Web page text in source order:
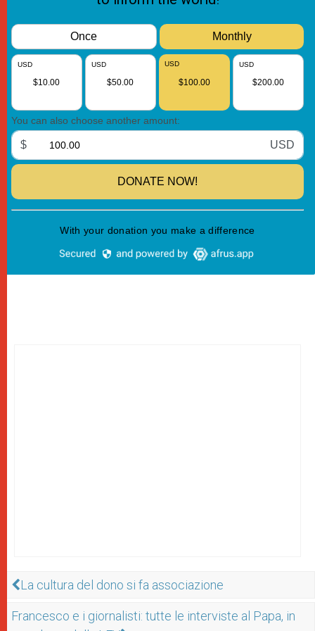
La cultura del dono si fa associazione
Francesco e i giornalisti: tutte le interviste al Papa, in